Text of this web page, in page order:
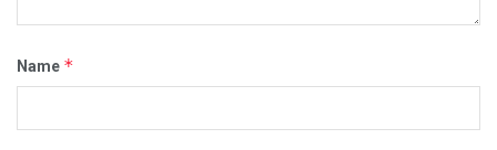
Name *